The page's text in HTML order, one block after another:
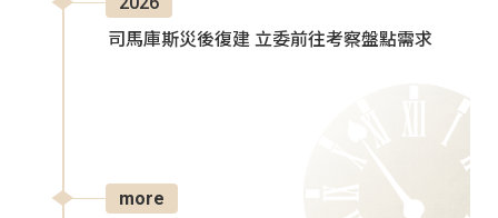
司馬庫斯災後復建 立委前往考察盤點需求
more